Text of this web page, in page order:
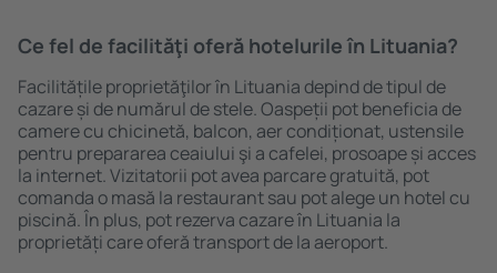
Ce fel de facilităţi oferă hotelurile în Lituania?
Facilitățile proprietăţilor în Lituania depind de tipul de
cazare și de numărul de stele. Oaspeții pot beneficia de
camere cu chicinetă, balcon, aer condiționat, ustensile
pentru prepararea ceaiului şi a cafelei, prosoape și acces
la internet. Vizitatorii pot avea parcare gratuită, pot
comanda o masă la restaurant sau pot alege un hotel cu
piscină. În plus, pot rezerva cazare în Lituania la
proprietăți care oferă transport de la aeroport.